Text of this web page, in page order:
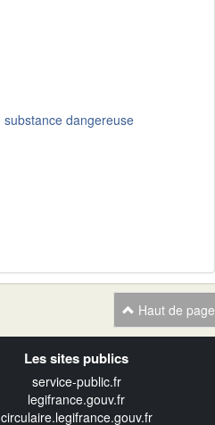
substance dangereuse
Haut de page
Les sites publics
service-public.fr
legifrance.gouv.fr
circulaire.legifrance.gouv.fr